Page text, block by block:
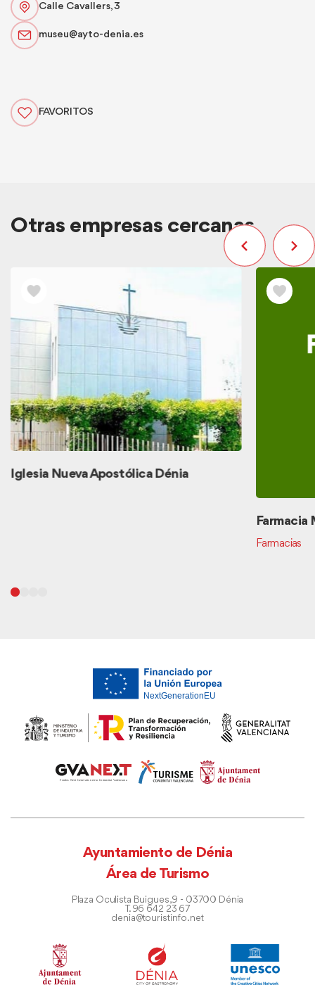
FAVORITOS
Calle Cavallers, 3
museu@ayto-denia.es
Otras empresas cercanas
Iglesia Nueva Apostólica Dénia
Farmacia
Farmacias
Ayuntamiento de Dénia
Área de Turismo
Plaza Oculista Buigues, 9 - 03700 Dénia
T. 96 642 23 67
denia@touristinfo.net